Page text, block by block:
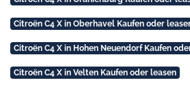
Citroën C4 X in Oberhavel Kaufen oder
Citroën C4 X in Hohen Neuendorf Kaufen
Citroën C4 X in Velten Kaufen oder leasen